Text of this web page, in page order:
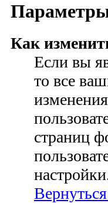
Параметры
Как
Если вы
то все
страниц